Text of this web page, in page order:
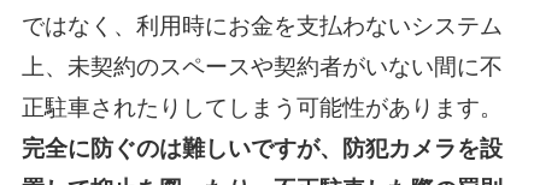
ではなく、利用時にお金を支払わないシステム
上、 未契約のスペースや契約者がいない間に不
正駐車されたりしてしまう可能性があります。
完全に防ぐのは難しいですが、防犯カメラを設